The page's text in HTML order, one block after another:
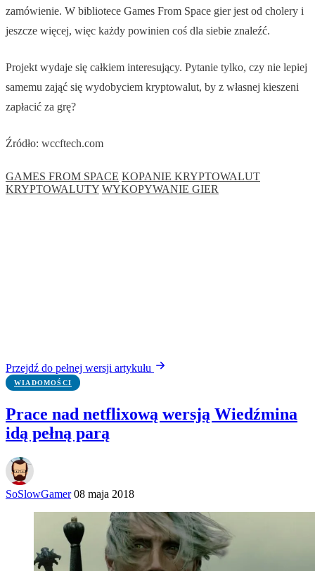
zamówienie. W bibliotece Games From Space gier jest od cholery i
jeszcze więcej, więc każdy powinien coś dla siebie znaleźć.
Projekt wydaje się całkiem interesujący. Pytanie tylko, czy nie lepiej
samemu zająć się wydobyciem kryptowalut, by z własnej kieszeni
zapłacić za grę?
Źródło: wccftech.com
GAMES FROM SPACE KOPANIE KRYPTOWALUT
KRYPTOWALUTY WYKOPYWANIE GIER
Przejdź do pełnej wersji artykułu
WIADOMOŚCI
Prace nad netflixową wersją Wiedźmina
idą pełną parą
SoSlowGamer 08 maja 2018